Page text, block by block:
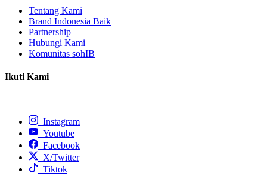
Tentang Kami
Brand Indonesia Baik
Partnership
Hubungi Kami
Komunitas sohIB
Ikuti Kami
Instagram
Youtube
Facebook
X/Twitter
Tiktok